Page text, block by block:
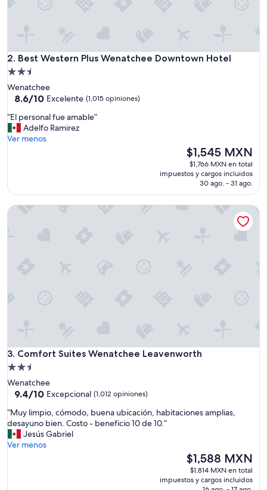
2. Best Western Plus Wenatchee Downtown Hotel
Best Western Plus Wenatchee Downtown Hotel
Propiedad
de
2.5
Wenatchee
8.6
10,
Excelente,
(1,015
8.6/10 Excelente (1,015 opiniones)
“
E
l
o
a
“El personal fue amable”
Adelfo Ramirez
Ver menos
El
precio
actual
de
$1,545 MXN
$1,545 MXN
$1,766 MXN en total
impuestos y cargos incluidos
30 ago. - 31 ago.
3. Comfort Suites Wenatchee Leavenworth
Comfort Suites Wenatchee Leavenworth
Propiedad
de
2.5
Wenatchee
9.4
10,
Excepcional,
(1,012
opiniones)
9.4/10 Excepcional (1,012 opiniones)
“
M
u
y
“Muy limpio, cómodo, buena ubicación, habitaciones amplias,
desayuno bien. Costo - beneficio 10 de 10.”
Jesús Gabriel
Ver menos
El
precio
actual
$1,588 MXN
$1,814 MXN en total
impuestos y cargos incluidos
Comfort Suites Wenatchee Leavenworth